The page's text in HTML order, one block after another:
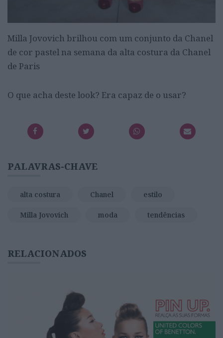
Milla Jovovich brilhou com um conjunto da Chanel
de cor pastel na semana da alta costura da Chanel
de Paris
O que acha deste look? Era capaz de o usar?
PALAVRAS-CHAVE
alta costura Chanel estilo
Milla Jovovich moda tendências
RELACIONADOS